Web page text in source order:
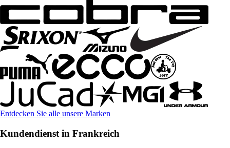
Entdecken Sie alle unsere Marken
Kundendienst in Frankreich